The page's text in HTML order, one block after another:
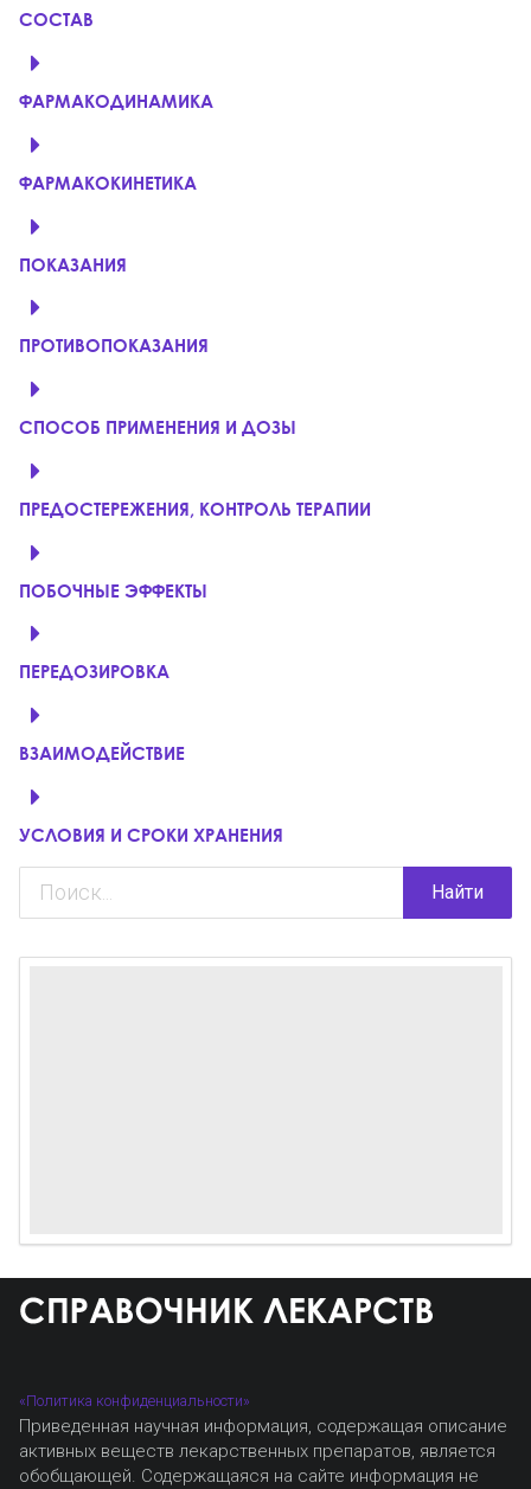
СОСТАВ
ФАРМАКОДИНАМИКА
ФАРМАКОКИНЕТИКА
ПОКАЗАНИЯ
ПРОТИВОПОКАЗАНИЯ
СПОСОБ ПРИМЕНЕНИЯ И ДОЗЫ
ПРЕДОСТЕРЕЖЕНИЯ, КОНТРОЛЬ ТЕРАПИИ
ПОБОЧНЫЕ ЭФФЕКТЫ
ПЕРЕДОЗИРОВКА
ВЗАИМОДЕЙСТВИЕ
УСЛОВИЯ И СРОКИ ХРАНЕНИЯ
Найти
«Политика конфиденциальности»
Приведенная научная информация, содержащая описание
активных веществ лекарственных препаратов, является
обобщающей. Содержащаяся на сайте информация не